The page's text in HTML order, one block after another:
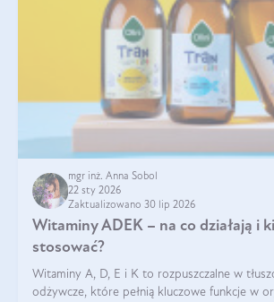
mgr inż. Anna Sobol
22 sty 2026
Zaktualizowano 30 lip 2026
Witaminy ADEK – na co działają i
stosować?
Witaminy A, D, E i K to rozpuszczalne w
odżywcze, które pełnią kluczowe funkcje w